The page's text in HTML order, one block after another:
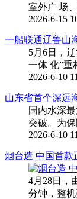
室外广 场
2026-6-15
一船联通辽鲁山
5月6日，
一体 化”重
2026-6-10
山东省首个深远
国内水深
突破。为
2026-6-10
烟台造 中国首款
4月28日，
分钟，整